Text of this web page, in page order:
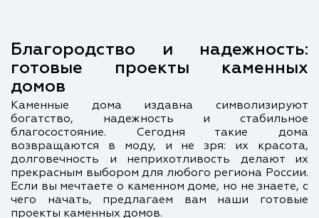
Благородство и надежность:
готовые проекты каменных
домов
Каменные дома издавна символизируют
богатство, надежность и стабильное
благосостояние. Сегодня такие дома
возвращаются в моду, и не зря: их красота,
долговечность и неприхотливость делают их
прекрасным выбором для любого региона России.
Если вы мечтаете о каменном доме, но не знаете, с
чего начать, предлагаем вам наши готовые
проекты каменных домов.